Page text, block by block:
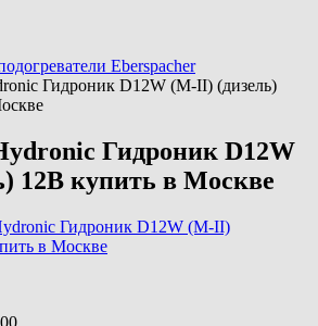
Eberspacher
Гидроник D12W (M-II) (дизель)
Гидроник D12W
12В купить в Москве